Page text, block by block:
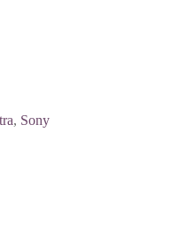
, Sony